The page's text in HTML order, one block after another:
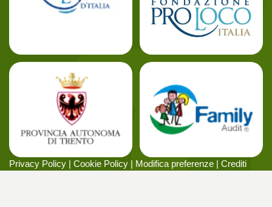
Privacy Policy | Cookie Policy | Modifica preferenze | Crediti